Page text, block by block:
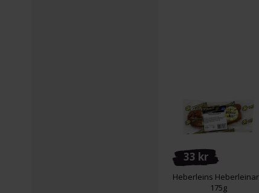
33 kr
Heberleins
175g